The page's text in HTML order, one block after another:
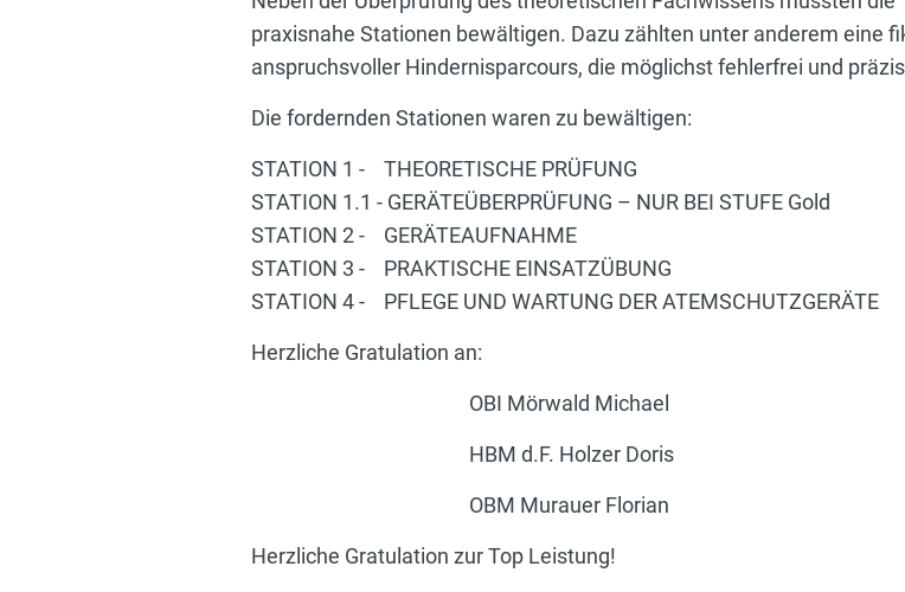
praxisnahe Stationen bewältigen. Dazu zählten unter anderem eine
anspruchsvoller Hindernisparcours, die möglichst fehlerfrei und
Die fordernden Stationen waren zu bewältigen:
STATION 1 - THEORETISCHE PRÜFUNG
STATION 1.1 - GERÄTEÜBERPRÜFUNG – NUR BEI STUFE Gold
STATION 2 - GERÄTEAUFNAHME
STATION 3 - PRAKTISCHE EINSATZÜBUNG
STATION 4 - PFLEGE UND WARTUNG DER ATEMSCHUTZGERÄTE
Herzliche Gratulation an:
OBI Mörwald Michael
HBM d.F. Holzer Doris
OBM Murauer Florian
Herzliche Gratulation zur Top Leistung!